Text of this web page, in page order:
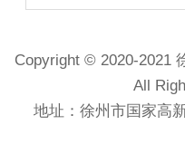
Copyright © 2020-2021
All
地址：徐州市国家高